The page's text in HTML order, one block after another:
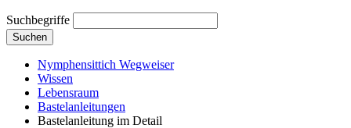
Suchbegriffe
Suchen
Nymphensittich Wegweiser
Wissen
Lebensraum
Bastelanleitungen
Bastelanleitung im Detail